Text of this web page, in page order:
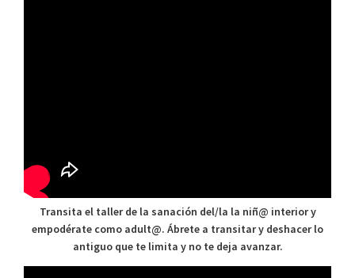
Transita el taller de la sanación del/la la niñ@ interior y
empodérate como adult@. Ábrete a transitar y deshacer lo
antiguo que te limita y no te deja avanzar.